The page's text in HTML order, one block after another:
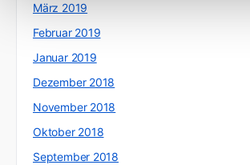
März 2019
Februar 2019
Januar 2019
Dezember 2018
November 2018
Oktober 2018
September 2018